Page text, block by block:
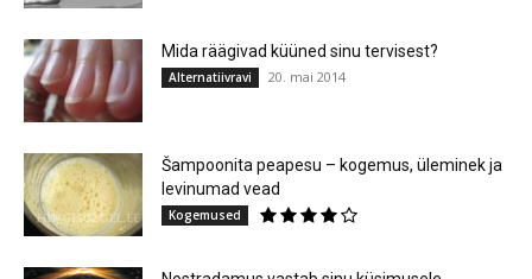
Mida räägivad küüned sinu tervisest?
Alternatiivravi 20. mai 2014
Šampoonita peapesu – kogemus, üleminek ja
levinumad vead
Kogemused